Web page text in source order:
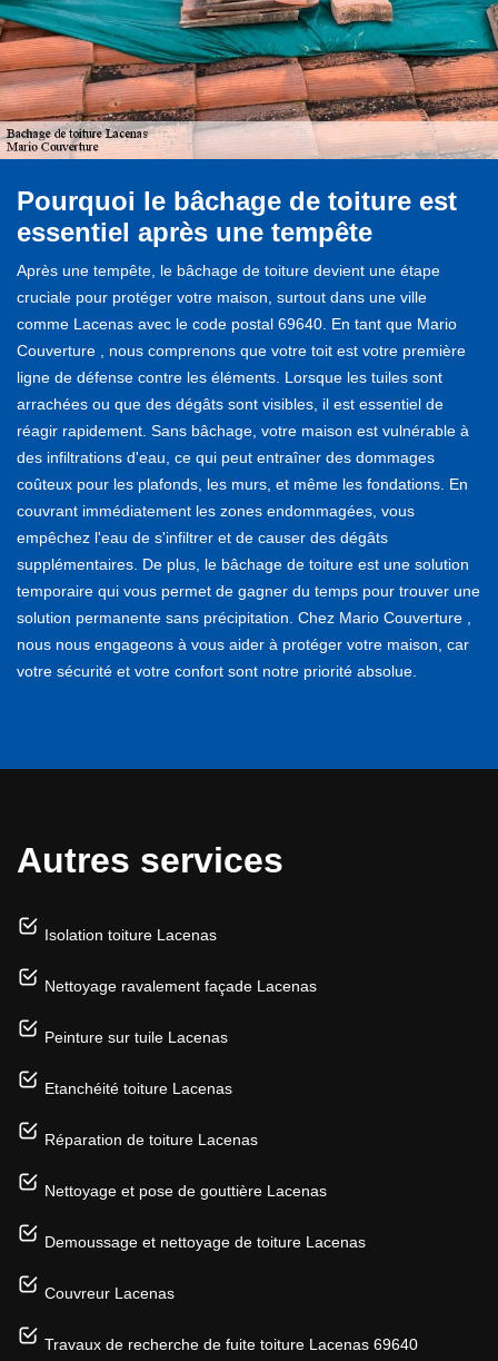
Pourquoi le bâchage de toiture est
essentiel après une tempête
Après une tempête, le bâchage de toiture devient une étape
cruciale pour protéger votre maison, surtout dans une ville
comme Lacenas avec le code postal 69640. En tant que Mario
Couverture , nous comprenons que votre toit est votre première
ligne de défense contre les éléments. Lorsque les tuiles sont
arrachées ou que des dégâts sont visibles, il est essentiel de
réagir rapidement. Sans bâchage, votre maison est vulnérable à
des infiltrations d'eau, ce qui peut entraîner des dommages
coûteux pour les plafonds, les murs, et même les fondations. En
couvrant immédiatement les zones endommagées, vous
empêchez l'eau de s'infiltrer et de causer des dégâts
supplémentaires. De plus, le bâchage de toiture est une solution
temporaire qui vous permet de gagner du temps pour trouver une
solution permanente sans précipitation. Chez Mario Couverture ,
nous nous engageons à vous aider à protéger votre maison, car
votre sécurité et votre confort sont notre priorité absolue.
Autres services
Isolation toiture Lacenas
Nettoyage ravalement façade Lacenas
Peinture sur tuile Lacenas
Etanchéité toiture Lacenas
Réparation de toiture Lacenas
Nettoyage et pose de gouttière Lacenas
Demoussage et nettoyage de toiture Lacenas
Couvreur Lacenas
Travaux de recherche de fuite toiture Lacenas 69640